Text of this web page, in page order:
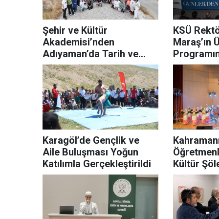
Şehir ve Kültür
Akademisi’nden
Adıyaman’da Tarih ve
Medeniyet Yolculuğu
KSÜ
Maraş’ın
Karagöl’de Gençlik ve
Aile Buluşması Yoğun
Katılımla Gerçekleştirildi
Kültür